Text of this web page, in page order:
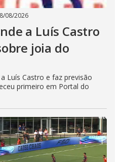
08/2026
a Luís Castro
joia do
Luís Castro e faz previsão
primeiro em Portal do